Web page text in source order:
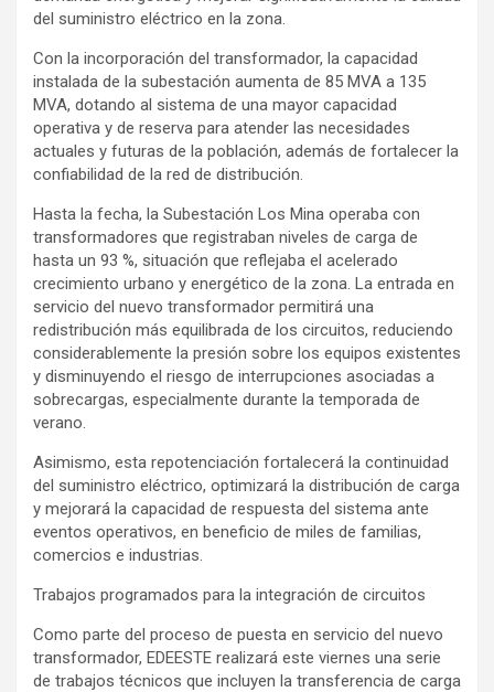
del suministro eléctrico en la zona.
Con la incorporación del transformador, la capacidad
instalada de la subestación aumenta de 85 MVA a 135
MVA, dotando al sistema de una mayor capacidad
operativa y de reserva para atender las necesidades
actuales y futuras de la población, además de fortalecer la
confiabilidad de la red de distribución.
Hasta la fecha, la Subestación Los Mina operaba con
transformadores que registraban niveles de carga de
hasta un 93 %, situación que reflejaba el acelerado
crecimiento urbano y energético de la zona. La entrada en
servicio del nuevo transformador permitirá una
redistribución más equilibrada de los circuitos, reduciendo
considerablemente la presión sobre los equipos existentes
y disminuyendo el riesgo de interrupciones asociadas a
sobrecargas, especialmente durante la temporada de
verano.
Asimismo, esta repotenciación fortalecerá la continuidad
del suministro eléctrico, optimizará la distribución de carga
y mejorará la capacidad de respuesta del sistema ante
eventos operativos, en beneficio de miles de familias,
comercios e industrias.
Trabajos programados para la integración de circuitos
Como parte del proceso de puesta en servicio del nuevo
transformador, EDEESTE realizará este viernes una serie
de trabajos técnicos que incluyen la transferencia de carga